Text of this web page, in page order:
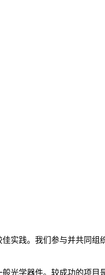
实践。我们参与并共同组
般光学器件。较成功的项目